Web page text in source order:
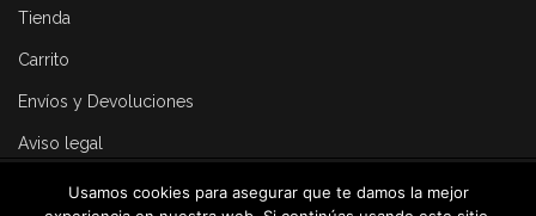
Tienda
Carrito
Envíos y Devoluciones
Aviso legal
© 2025 Pregostyling. All Rights Reserved. Developed by Dirk
Usamos cookies para asegurar que te damos la mejor